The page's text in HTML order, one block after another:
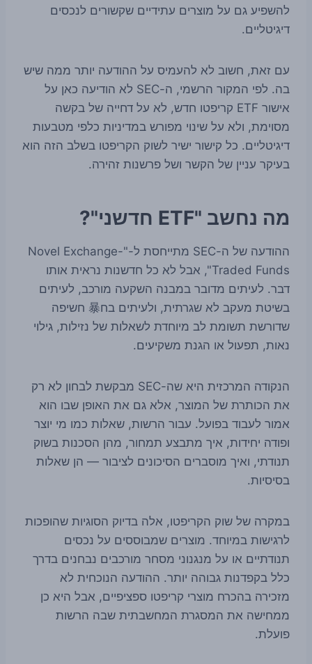
להשפיע גם על מוצרים עתידיים שקשורים לנכסים
דיגיטליים.
עם זאת, חשוב לא להעמיס על ההודעה יותר ממה שיש
בה. לפי המקור הרשמי, ה-SEC לא הודיעה כאן על
אישור ETF קריפטו חדש, לא על דחייה של בקשה
מסוימת, ולא על שינוי מפורש במדיניות כלפי מטבעות
דיגיטליים. כל קישור ישיר לשוק הקריפטו בשלב הזה הוא
בעיקר עניין של הקשר ושל פרשנות זהירה.
מה נחשב "ETF חדשני"?
ההודעה של ה-SEC מתייחסת ל-"Novel Exchange-
Traded Funds", אבל לא כל חדשנות נראית אותו
דבר. לעיתים מדובר במבנה השקעה מורכב, לעיתים
בשיטת מעקב לא שגרתית, ולעיתים בח暴 חשיפה
שדורשת תשומת לב מיוחדת לשאלות של נזילות, גילוי
נאות, תפעול או הגנת משקיעים.
הנקודה המרכזית היא שה-SEC מבקשת לבחון לא רק
את הכותרת של המוצר, אלא גם את האופן שבו הוא
אמור לעבוד בפועל. עבור הרשות, שאלות כמו מי יוצר
ופודה יחידות, איך מתבצע תמחור, מהן הסכנות בשוק
תנודתי, ואיך מוסברים הסיכונים לציבור — הן שאלות
בסיסיות.
במקרה של שוק הקריפטו, אלה בדיוק הסוגיות שהופכות
לרגישות במיוחד. מוצרים שמבוססים על נכסים
תנודתיים או על מנגנוני מסחר מורכבים נבחנים בדרך
כלל בקפדנות גבוהה יותר. ההודעה הנוכחית לא
מזכירה בהכרח מוצרי קריפטו ספציפיים, אבל היא כן
ממחישה את המסגרת המחשבתית שבה הרשות
פועלת.